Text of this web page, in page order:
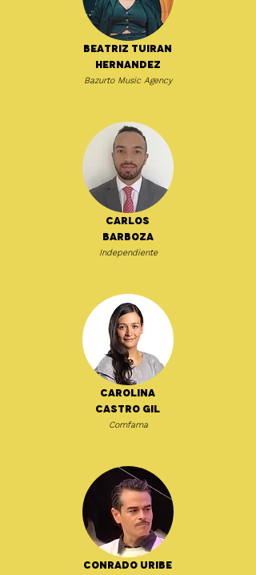
Beatriz Tuiran
Hernandez
Bazurto Music Agency
Carlos
Barboza
Independiente
Carolina
Castro Gil
Comfama
Conrado Uribe